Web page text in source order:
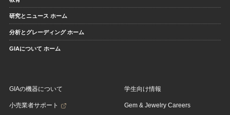
研究とニュース ホーム
分析とグレーディング ホーム
GIAについて ホーム
GIAの機器について
小売業者サポート
学生向け情報
Gem & Jewelry Careers